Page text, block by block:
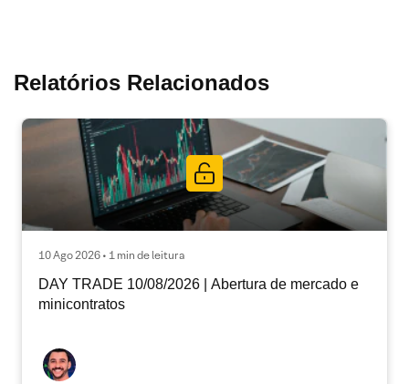
Relatórios Relacionados
10 Ago 2026 • 1 min de leitura
DAY TRADE 10/08/2026 | Abertura de mercado e
minicontratos